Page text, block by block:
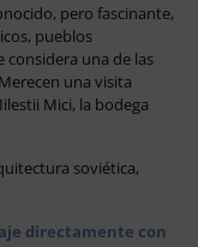
pero fascinante,
pueblos
considera una de las
una visita
Mici, la bodega
soviética,
directamente con